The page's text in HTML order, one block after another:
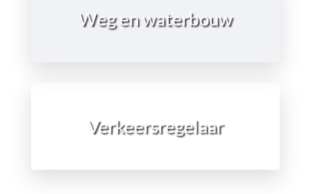
Weg en waterbouw
Ga naar de pagina
Verkeersregelaar